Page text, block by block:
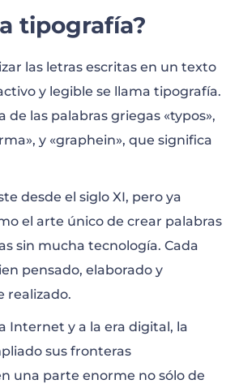
tipografía?
las letras escritas en un texto
y legible se llama tipografía.
de las palabras griegas «typos»,
y «graphein», que significa
desde el siglo XI, pero ya
el arte único de crear palabras
sin mucha tecnología. Cada
pensado, elaborado y
realizado.
Internet y a la era digital, la
sus fronteras
una parte enorme no sólo de